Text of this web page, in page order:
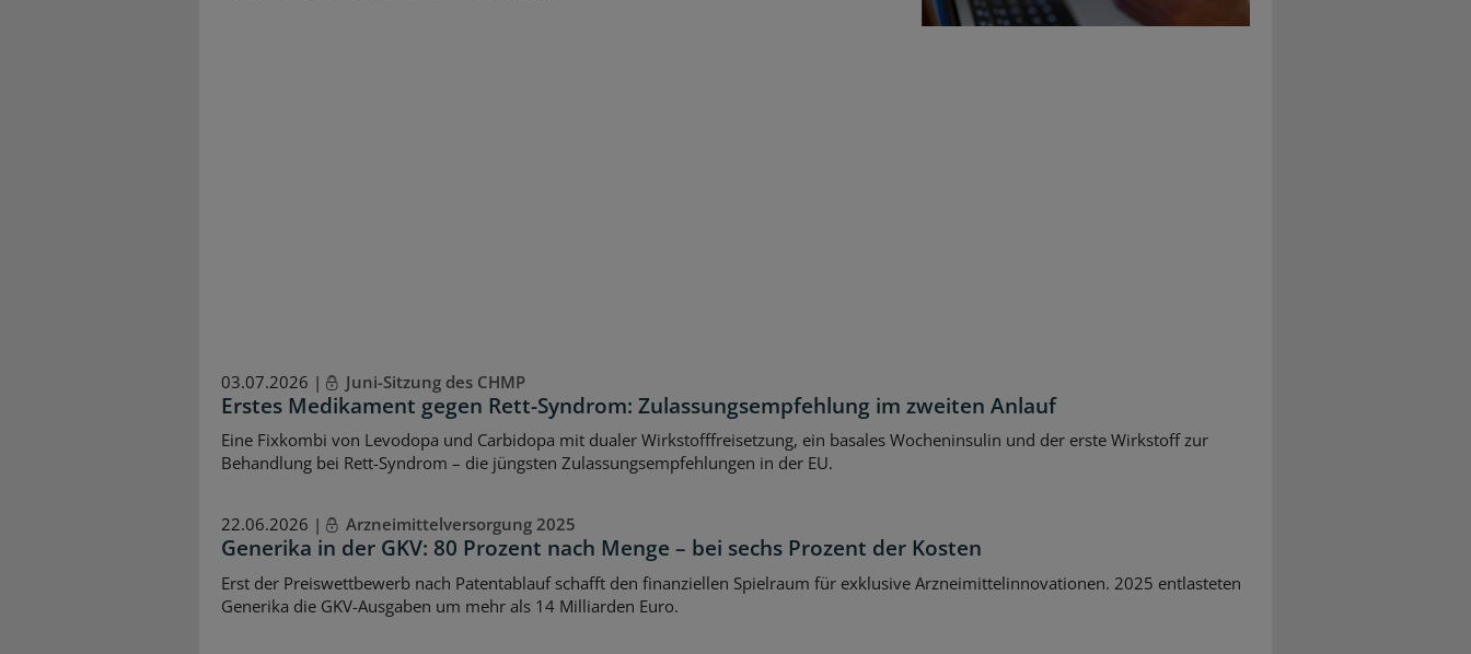
03.07.2026 | Juni-Sitzung des CHMP
Erstes Medikament gegen Rett-Syndrom: Zulassungsempfehlung im zweiten Anlauf
Eine Fixkombi von Levodopa und Carbidopa mit dualer Wirkstofffreisetzung, ein basales Wocheninsulin und der erste Wirkstoff zur
Behandlung bei Rett-Syndrom – die jüngsten Zulassungsempfehlungen in der EU.
22.06.2026 | Arzneimittelversorgung 2025
Generika in der GKV: 80 Prozent nach Menge – bei sechs Prozent der Kosten
Erst der Preiswettbewerb nach Patentablauf schafft den finanziellen Spielraum für exklusive Arzneimittelinnovationen. 2025 entlasteten
Generika die GKV-Ausgaben um mehr als 14 Milliarden Euro.